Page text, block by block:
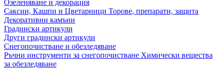
Озеленяване и декорация
Саксии, Кашпи и Цветарници Торове, препарати, защита
Декоративни камъни
Градински артикули
Други градински артикули
Снегопочистване и обезледяване
Ръчни инструменти за снегопочистване Химически вещества
за обезледяване